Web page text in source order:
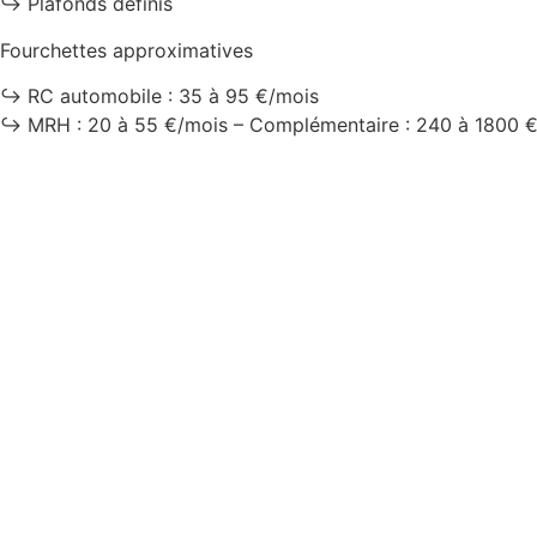
Fourchettes approximatives
↪️ RC automobile : 35 à 95 €/mois
↪️ MRH : 20 à 55 €/mois – Complémentaire : 240 à 1800